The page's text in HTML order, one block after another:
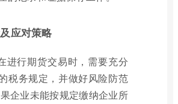
应对策略
进行期货交易时，需要充分
税务规定，并做好风险防范
企业未能按规定缴纳企业所